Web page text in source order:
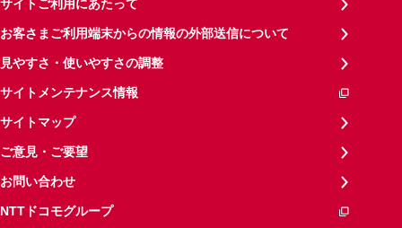
サイトご利用にあたって
お客さまご利用端末からの情報の外部送信について
見やすさ・使いやすさの調整
サイトメンテナンス情報
サイトマップ
ご意見・ご要望
お問い合わせ
NTTドコモグループ